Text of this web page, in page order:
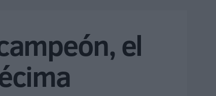
el